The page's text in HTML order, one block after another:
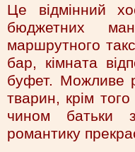
Це відмінний
бюджетних
маршрутного
бар, кімната
буфет. Можливе
тварин, крім
чином батьки
романтику